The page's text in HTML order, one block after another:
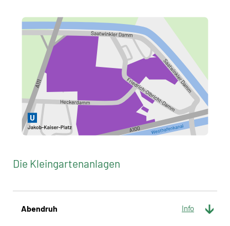
Die Kleingartenanlagen
Abendruh